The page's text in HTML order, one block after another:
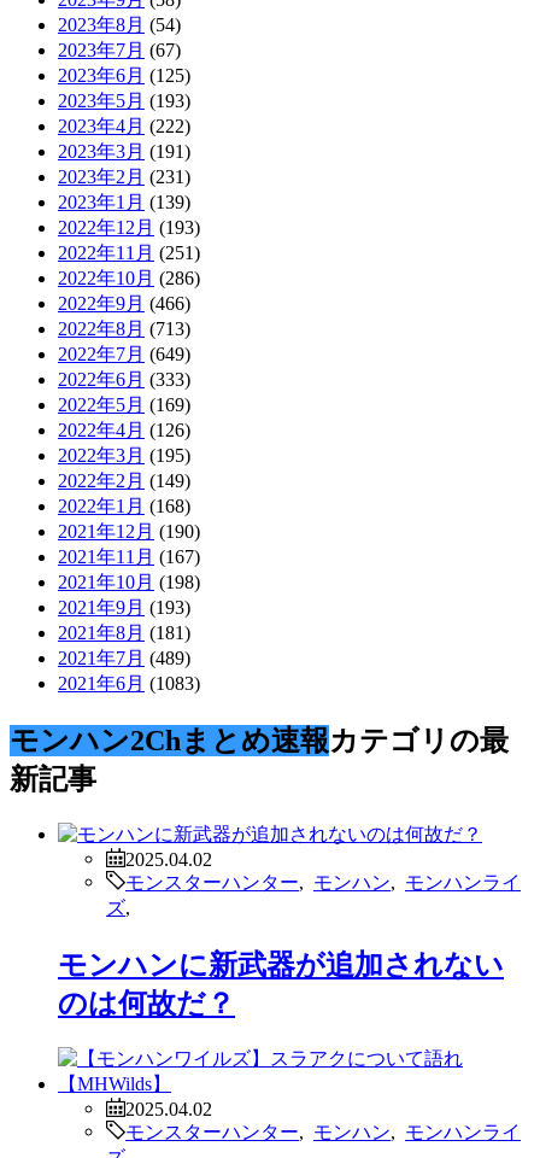
2023年8月 (54)
2023年7月 (67)
2023年6月 (125)
2023年5月 (193)
2023年4月 (222)
2023年3月 (191)
2023年2月 (231)
2023年1月 (139)
2022年12月 (193)
2022年11月 (251)
2022年10月 (286)
2022年9月 (466)
2022年8月 (713)
2022年7月 (649)
2022年6月 (333)
2022年5月 (169)
2022年4月 (126)
2022年3月 (195)
2022年2月 (149)
2022年1月 (168)
2021年12月 (190)
2021年11月 (167)
2021年10月 (198)
2021年9月 (193)
2021年8月 (181)
2021年7月 (489)
2021年6月 (1083)
モンハン2Chまとめ速報カテゴリの最
新記事
2025.04.02
モンスターハンター
モンハン
モンハンライ
ズ
モンハンに新武器が追加されない
のは何故だ？
2025.04.02
モンスターハンター
モンハン
モンハンライ